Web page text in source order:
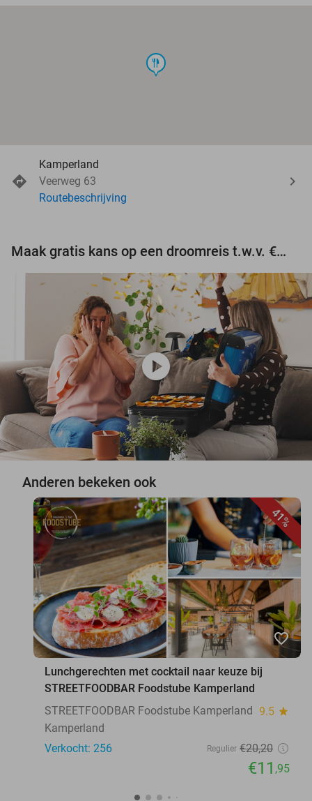
food
Kamperland
Veerweg 63
Routebeschrijving
Maak gratis kans op een droomreis t.w.v. €3.000!
play_circle
Anderen bekeken ook
41%
favorite_border
Lunchgerechten met cocktail naar keuze bij
STREETFOODBAR Foodstube Kamperland
STREETFOODBAR Foodstube Kamperland 9.5 star
Kamperland
Verkocht: 256
Regulier €20,20
€11 ,95